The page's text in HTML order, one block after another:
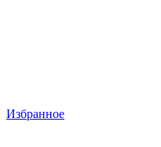
Избранное